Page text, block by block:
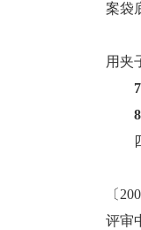
案袋
（
用夹
四
（
〔
评审